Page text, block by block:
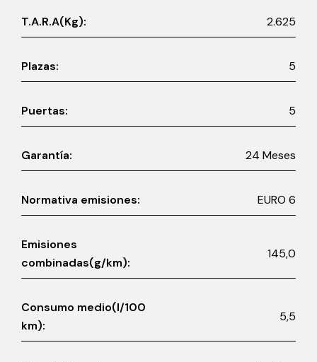
T.A.R.A(Kg): 2.625
Plazas: 5
Puertas: 5
Garantía: 24 Meses
Normativa emisiones: EURO 6
Emisiones
combinadas(g/km):
145,0
Consumo medio(l/100
km):
5,5